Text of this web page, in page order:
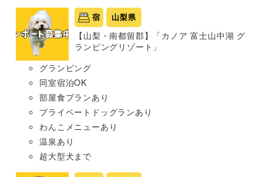
宿 山梨県
【山梨・南都留郡】「カノア 富士山中湖 グ
ランピングリゾート」
グランピング
同室宿泊OK
部屋食プランあり
プライベートドッグランあり
わんこメニューあり
温泉あり
超大型犬まで